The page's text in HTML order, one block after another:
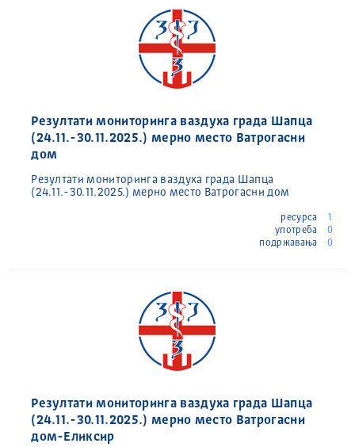
Резултати мониторинга ваздуха града Шапца
(24.11.-30.11.2025.) мерно место Ватрогасни
дом
Резултати мониторинга ваздуха града Шапца
(24.11.-30.11.2025.) мерно место Ватрогасни дом
ресурса
1
употреба
0
подржавања
0
Резултати мониторинга ваздуха града Шапца
(24.11.-30.11.2025.) мерно место Ватрогасни
дом-Еликсир